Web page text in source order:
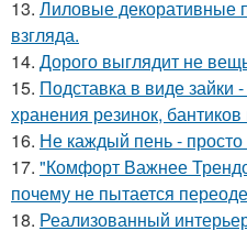
13. Лиловые декоративные
взгляда.
14. Дорого выглядит не
15. Подставка в виде зайки
хранения резинок, бантиков
16. Не каждый пень - просто
17. "Комфорт Важнее
почему не пытается
18. Реализованный